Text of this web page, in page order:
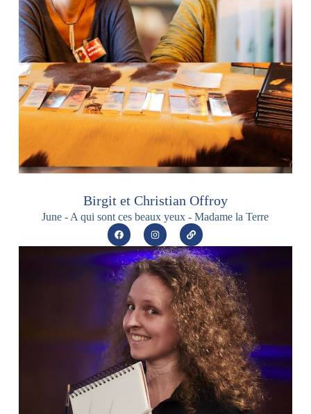
Birgit et Christian Offroy
June - A qui sont ces beaux yeux - Madame la Terre